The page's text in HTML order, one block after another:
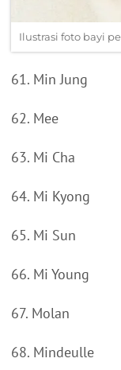
Ilustrasi foto bayi
61. Min Jung
62. Mee
63. Mi Cha
64. Mi Kyong
65. Mi Sun
66. Mi Young
67. Molan
68. Mindeulle